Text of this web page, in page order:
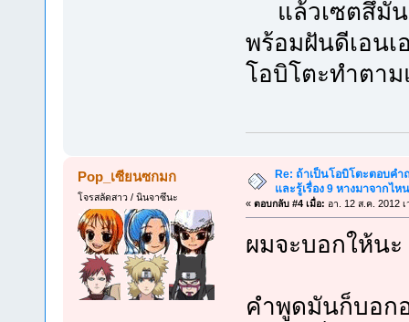
แล้วเซตสึมัน
พร้อมฝันดีเอนเ
โอบิโตะทำตา
Pop_เซียนซกมก
โจรสลัดสาว / นินจาซึนะ
Re: ถ้าเป็นโอบิโตะตอบค
และรู้เรื่อง 9 หางมาจากไ
« ตอบกลับ #4 เมื่อ: อา. 12 ส.ค. 2012
ผมจะบอกให้น
คำพูดมันก็บอก